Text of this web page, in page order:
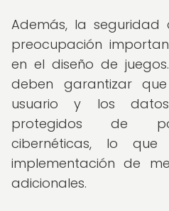
Además, la
preocupación
en el diseño de
deben garantizar
usuario y los
protegidos de
cibernéticas, lo
implementación de
adicionales.